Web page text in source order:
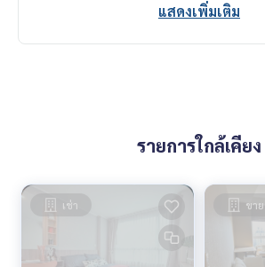
แสดงเพิ่มเติม
รายการใกล้เคียง
เช่า ขาย